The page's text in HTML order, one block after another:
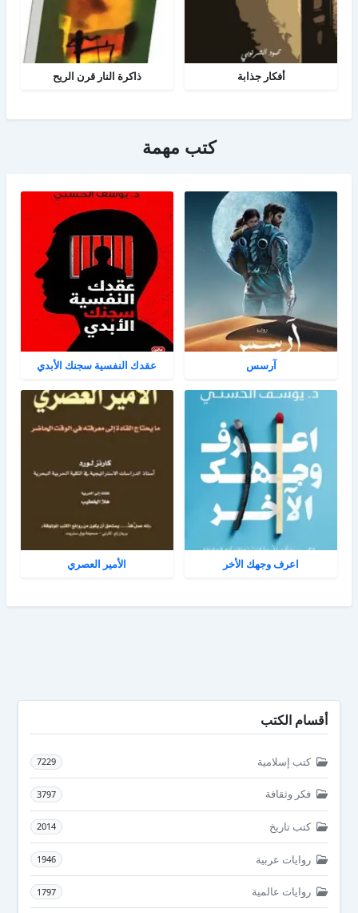
أفكار جذابة ذاكرة النار قرن الريح
كتب مهمة
آرسس عقدك النفسية سجنك الأبدي
اعرف وجهك الأخر الأمير العصري
أقسام الكتب
كتب إسلامية 7229
فكر وثقافة 3797
كتب تاريخ 2014
روايات عربية 1946
روايات عالمية 1797